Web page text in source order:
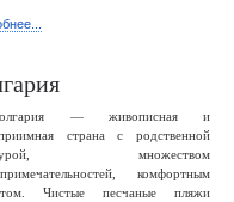
— живописная и
страна с родственной
множеством
комфортным
Чистые песчаные пляжи